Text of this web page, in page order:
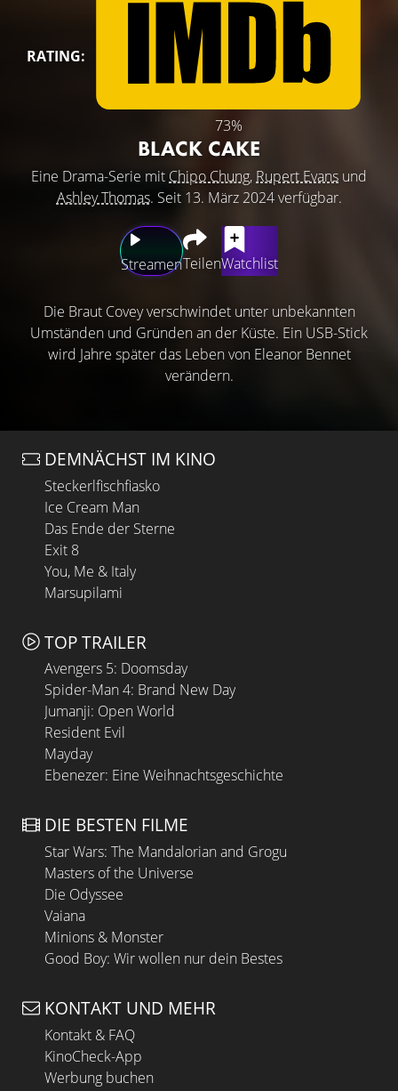
RATING:
73%
BLACK CAKE
Eine Drama-Serie mit Chipo Chung, Rupert Evans und
Ashley Thomas. Seit 13. März 2024 verfügbar.
StreamenTeilenWatchlist
Die Braut Covey verschwindet unter unbekannten
Umständen und Gründen an der Küste. Ein USB-Stick
wird Jahre später das Leben von Eleanor Bennet
verändern.
DEMNÄCHST IM KINO
Steckerlfischfiasko
Ice Cream Man
Das Ende der Sterne
Exit 8
You, Me & Italy
Marsupilami
TOP TRAILER
Avengers 5: Doomsday
Spider-Man 4: Brand New Day
Jumanji: Open World
Resident Evil
Mayday
Ebenezer: Eine Weihnachtsgeschichte
DIE BESTEN FILME
Star Wars: The Mandalorian and Grogu
Masters of the Universe
Die Odyssee
Vaiana
Minions & Monster
Good Boy: Wir wollen nur dein Bestes
KONTAKT UND MEHR
Kontakt & FAQ
KinoCheck-App
Werbung buchen